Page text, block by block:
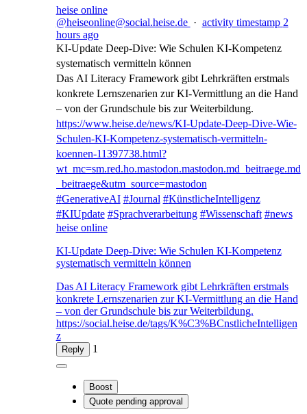
heise online
@heiseonline@social.heise.de · activity timestamp 2
hours ago
KI-Update Deep-Dive: Wie Schulen KI-Kompetenz
systematisch vermitteln können
Das AI Literacy Framework gibt Lehrkräften erstmals
konkrete Lernszenarien zur KI-Vermittlung an die Hand
– von der Grundschule bis zur Weiterbildung.
https://www.heise.de/news/KI-Update-Deep-Dive-Wie-
Schulen-KI-Kompetenz-systematisch-vermitteln-
koennen-11397738.html?
wt_mc=sm.red.ho.mastodon.mastodon.md_beitraege.md
_beitraege&utm_source=mastodon
#GenerativeAI #Journal #KünstlicheIntelligenz
#KIUpdate #Sprachverarbeitung #Wissenschaft #news
heise online
KI-Update Deep-Dive: Wie Schulen KI-Kompetenz
systematisch vermitteln können
Das AI Literacy Framework gibt Lehrkräften erstmals
konkrete Lernszenarien zur KI-Vermittlung an die Hand
– von der Grundschule bis zur Weiterbildung.
https://social.heise.de/tags/K%C3%BCnstlicheIntelligen
z
Reply 1
Boost
Quote pending approval